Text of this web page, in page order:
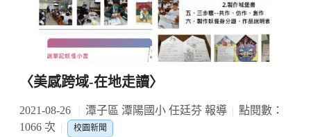
〈美感跨域-在地走讀〉
2021-08-26 潭子區 潭陽國小 任廷芬 報導
點閱數：
1066 次
校園新聞